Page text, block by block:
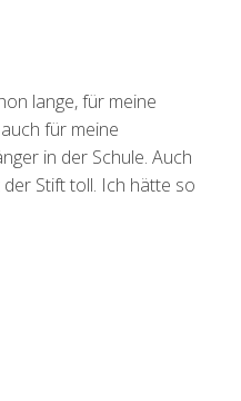
lange, für meine
für meine
in der Schule. Auch
Stift toll. Ich hätte so